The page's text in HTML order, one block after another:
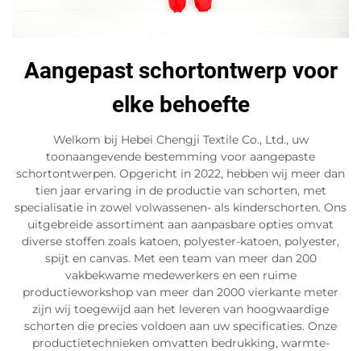
Aangepast schortontwerp voor
elke behoefte
Welkom bij Hebei Chengji Textile Co., Ltd., uw
toonaangevende bestemming voor aangepaste
schortontwerpen. Opgericht in 2022, hebben wij meer dan
tien jaar ervaring in de productie van schorten, met
specialisatie in zowel volwassenen- als kinderschorten. Ons
uitgebreide assortiment aan aanpasbare opties omvat
diverse stoffen zoals katoen, polyester-katoen, polyester,
spijt en canvas. Met een team van meer dan 200
vakbekwame medewerkers en een ruime
productieworkshop van meer dan 2000 vierkante meter
zijn wij toegewijd aan het leveren van hoogwaardige
schorten die precies voldoen aan uw specificaties. Onze
productietechnieken omvatten bedrukking, warmte-